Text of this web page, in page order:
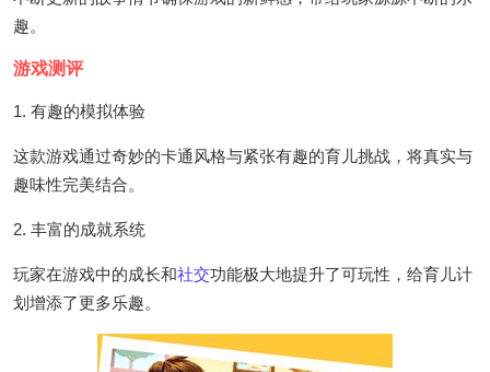
趣。
游戏测评
1. 有趣的模拟体验
这款游戏通过奇妙的卡通风格与紧张有趣的育儿挑战，将真实与
趣味性完美结合。
2. 丰富的成就系统
玩家在游戏中的成长和社交功能极大地提升了可玩性，给育儿计
划增添了更多乐趣。